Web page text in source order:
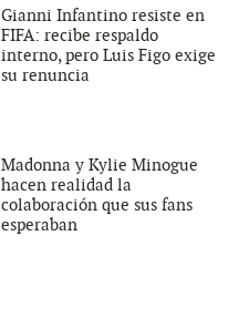
Gianni Infantino resiste en
FIFA: recibe respaldo
interno, pero Luis Figo exige
su renuncia
Madonna y Kylie Minogue
hacen realidad la
colaboración que sus fans
esperaban